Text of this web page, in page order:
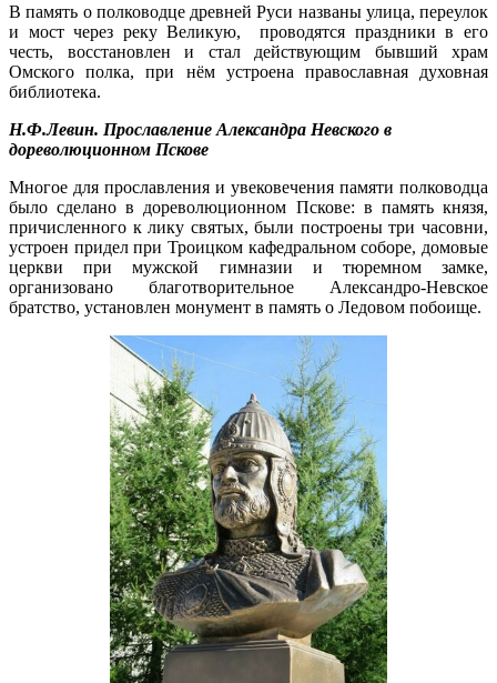
В память о полководце древней Руси названы улица, переулок
и мост через реку Великую, проводятся праздни­ки в его
честь, восстановлен и стал действу­ющим бывший храм
Омского полка, при нём устроена православная духовная
библиотека.
Н.Ф.Левин. Прославление Александра Невского в
дореволюционном Пскове
Многое для прославления и увековечения памяти полководца
было сделано в дореволюционном Пскове: в память князя,
при­численного к лику святых, были построены три часовни,
устроен придел при Троицком кафедральном соборе, домовые
церкви при мужской гимназии и тюремном замке,
организовано бла­готворительное Александро-Невское
братство, установлен монумент в память о Ледовом побоище.